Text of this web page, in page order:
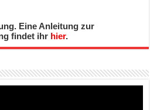
Eine Anleitung zur
findet ihr hier.